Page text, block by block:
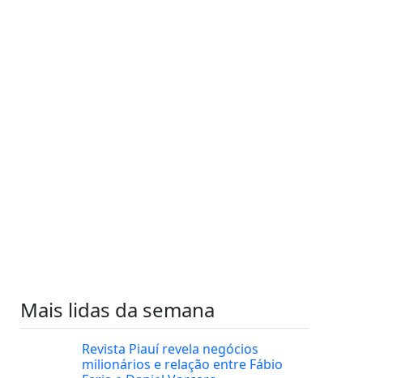
Mais lidas da semana
Revista Piauí revela negócios
milionários e relação entre Fábio